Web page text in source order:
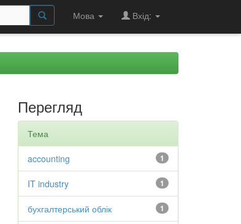
Мова Вхід:
Перегляд
Тема
1
accounting
1
IT industry
1
бухгалтерський облік